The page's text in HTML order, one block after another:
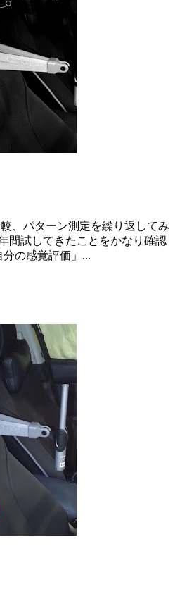
、パターン測定を繰り返してみ
間試してきたことをかなり確認
の感覚評価」...